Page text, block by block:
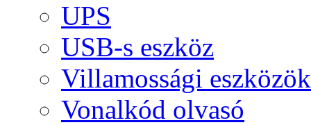
UPS
USB-s eszköz
Villamossági eszközök
Vonalkód olvasó